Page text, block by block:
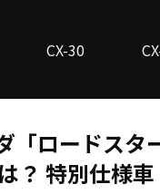
CX-30
「ロードス
？ 特別仕様